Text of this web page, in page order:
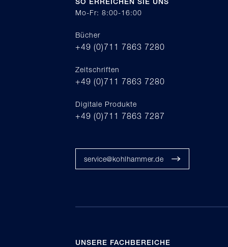
Mo-Fr: 8:00-16:00
Bücher
+49 (0)711 7863 7280
Zeitschriften
+49 (0)711 7863 7280
Digitale Produkte
+49 (0)711 7863 7287
service@kohlhammer.de
UNSERE FACHBEREICHE